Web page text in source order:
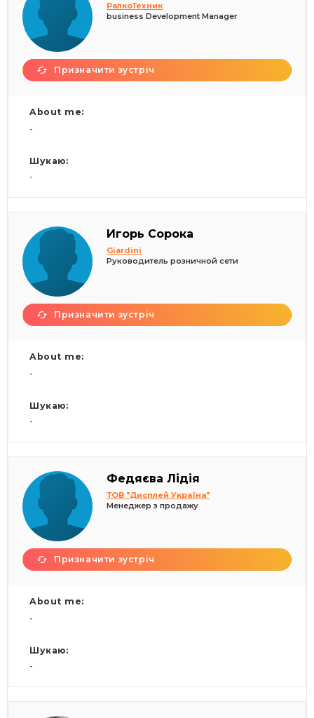
РалкоТехник
business Development Manager
Призначити зустріч
About me:
-
Шукаю:
-
Игорь Сорока
Giardini
Руководитель розничной сети
Призначити зустріч
About me:
-
Шукаю:
-
Федяєва Лідія
ТОВ "Дисплей Україна"
Менеджер з продажу
Призначити зустріч
About me:
-
Шукаю:
-